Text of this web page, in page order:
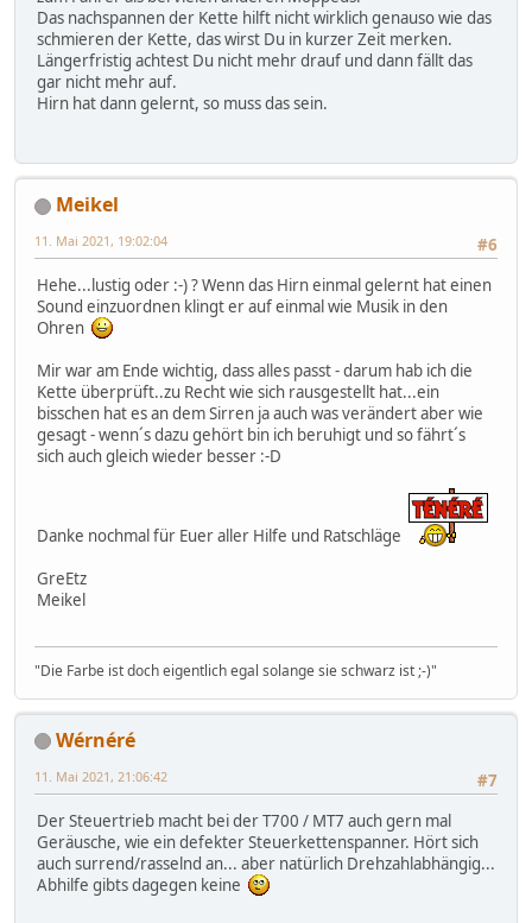
Das nachspannen der Kette hilft nicht wirklich genauso wie das
schmieren der Kette, das wirst Du in kurzer Zeit merken.
Längerfristig achtest Du nicht mehr drauf und dann fällt das
gar nicht mehr auf.
Hirn hat dann gelernt, so muss das sein.
Meikel
#6
11. Mai 2021, 19:02:04
Hehe...lustig oder :-) ? Wenn das Hirn einmal gelernt hat einen
Sound einzuordnen klingt er auf einmal wie Musik in den
Ohren
Mir war am Ende wichtig, dass alles passt - darum hab ich die
Kette überprüft..zu Recht wie sich rausgestellt hat...ein
bisschen hat es an dem Sirren ja auch was verändert aber wie
gesagt - wenn´s dazu gehört bin ich beruhigt und so fährt´s
sich auch gleich wieder besser :-D
Danke nochmal für Euer aller Hilfe und Ratschläge
GreEtz
Meikel
"Die Farbe ist doch eigentlich egal solange sie schwarz ist ;-)"
Wérnéré
#7
11. Mai 2021, 21:06:42
Der Steuertrieb macht bei der T700 / MT7 auch gern mal
Geräusche, wie ein defekter Steuerkettenspanner. Hört sich
auch surrend/rasselnd an... aber natürlich Drehzahlabhängig...
Abhilfe gibts dagegen keine